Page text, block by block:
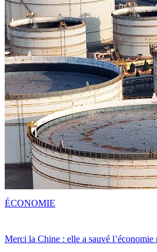
Merci la Chine : elle a sauvé l’économie
ÉCONOMIE